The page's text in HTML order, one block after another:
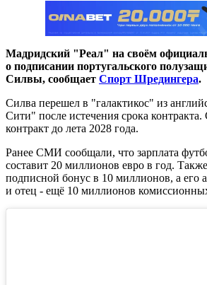
Мадридский "Реал" на своём
о подписании португальского
Силвы, сообщает Спорт Шредингера.
Силва перешел в "галактикос" из
Сити" после истечения срока
контракт до лета 2028 года.
Ранее СМИ сообщали, что зарплата
составит 20 миллионов евро в год.
подписной бонус в 10 миллионов, а
и отец - ещё 10 миллионов